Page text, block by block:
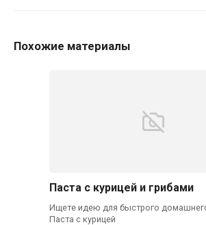
Похожие материалы
Паста с курицей и грибами
Ищете идею для быстрого
Паста с курицей